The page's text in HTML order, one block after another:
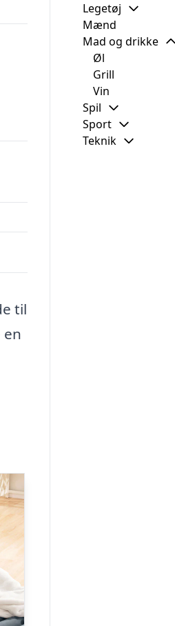
til
en
Legetøj
Mænd
Mad og drikke
Øl
Grill
Vin
Spil
Sport
Teknik